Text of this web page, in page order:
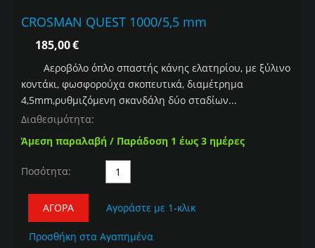
CROSMAN QUEST 1000/5,5 mm
185,00€
Αεροβόλο όπλο σπαστής κάνης ελατηρίου, με ξύλινο
κοντάκι, φωσφορούχα σκοπευτικά, διαμέτρημα
4,5mm,ρυθμιζόμενη σκανδάλη δύο σταδίων...
Διαθεσιμότητα:
Άμεση παραλαβή / Παράδοση 1 έως 3 ημέρες
Ποσότητα:
ΑΓΟΡΆ Αγοράστε με 1-κλικ
Προσθήκη στα Αγαπημένα